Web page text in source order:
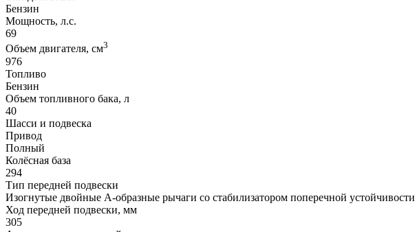
Бензин
Мощность, л.с.
69
Объем двигателя, см3
976
Топливо
Бензин
Объем топливного бака, л
40
Шасси и подвеска
Привод
Полный
Колёсная база
294
Тип передней подвески
Изогнутые двойные А-образные рычаги со стабилизатором поперечной устойчивости
Ход передней подвески, мм
305